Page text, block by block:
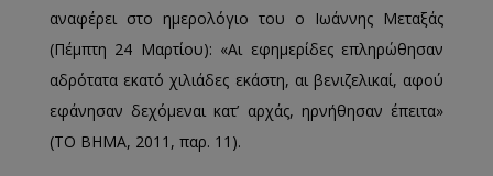
αναφέρει στο ημερολόγιο του ο Ιωάννης Μεταξάς
(Πέμπτη 24 Μαρτίου): «Αι εφημερίδες επληρώθησαν
αδρότατα εκατό χιλιάδες εκάστη, αι βενιζελικαί, αφού
εφάνησαν δεχόμεναι κατ’ αρχάς, ηρνήθησαν έπειτα»
(ΤΟ ΒΗΜΑ, 2011, παρ. 11).